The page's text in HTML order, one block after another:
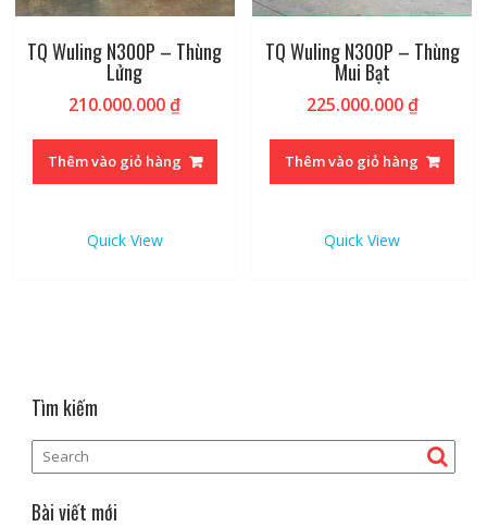
TQ Wuling N300P – Thùng
Lửng
210.000.000₫
Thêm vào giỏ hàng
Quick View
TQ Wuling N300P – Thùng
Mui Bạt
225.000.000₫
Thêm vào giỏ hàng
Quick View
Tìm kiếm
Bài viết mới